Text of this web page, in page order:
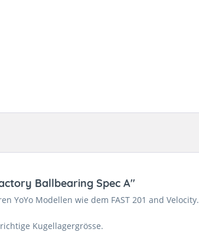
Ballbearing Spec A"
YoYo Modellen wie dem FAST 201 and Velocity.
Kugellagergrösse.